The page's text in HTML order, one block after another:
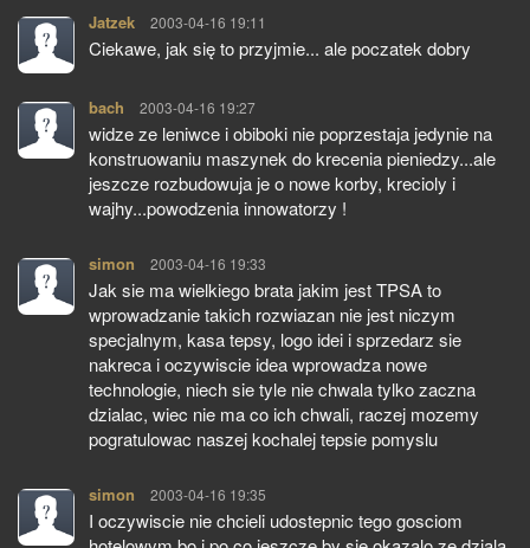
Jatzek pisze:
2003-04-16 19:11
Ciekawe, jak się to przyjmie... ale poczatek dobry
bach pisze:
2003-04-16 19:27
widze ze leniwce i obiboki nie poprzestaja jedynie na
konstruowaniu maszynek do krecenia pieniedzy...ale
jeszcze rozbudowuja je o nowe korby, krecioly i
wajhy...powodzenia innowatorzy !
simon pisze:
2003-04-16 19:33
Jak sie ma wielkiego brata jakim jest TPSA to
wprowadzanie takich rozwiazan nie jest niczym
specjalnym, kasa tepsy, logo idei i sprzedarz sie
nakreca i oczywiscie idea wprowadza nowe
technologie, niech sie tyle nie chwala tylko zaczna
dzialac, wiec nie ma co ich chwali, raczej mozemy
pogratulowac naszej kochalej tepsie pomyslu
simon pisze:
2003-04-16 19:35
I oczywiscie nie chcieli udostepnic tego gosciom